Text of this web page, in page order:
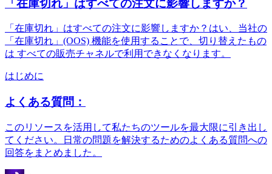
「在庫切れ」はすべての注文に影響しますか？
「在庫切れ」はすべての注文に影響しますか？はい、当社の
「在庫切れ」(OOS) 機能を使用することで、切り替えたもの
は すべての販売チャネルで利用できなくなります。
はじめに
よくある質問：
このリソースを活用して私たちのツールを最大限に引き出し
てください。日常の問題を解決するためのよくある質問への
回答をまとめました。